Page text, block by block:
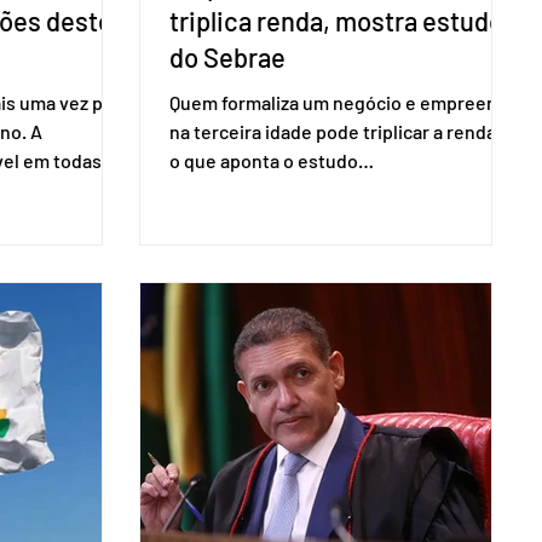
deste
uma vez para
A
em todas as
eleitor pode
esse
o
para acesso
eletrônica
triplica renda, mostra estudo
do Sebrae
Quem formaliza um negócio e empreende
na terceira idade pode triplicar a renda. É
o que aponta o estudo
Empresas (Sebrae), realizado a partir de
dados do Instituto Brasileiro de
Geografia e Estatística (IBGE). O estudo
do Sebrae mostra que, no quarto
trimestre de 2025, os empreendedores
60+ formalizados atingiram o maior
rendime